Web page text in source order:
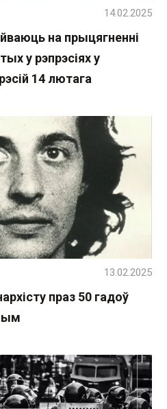
на прыцягненні
у рэпрэсіях у
14 лютага
14.02.2025
праз 50 гадоў
13.02.2025